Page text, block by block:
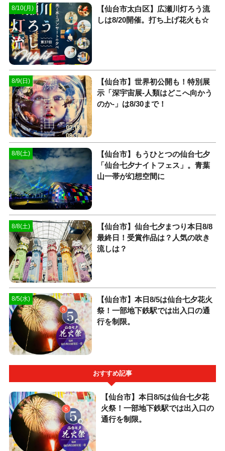
8/10(月)
【仙台市太白区】広瀬川灯ろう流
しは8/20開催。打ち上げ花火も☆
8/9(日)
【仙台市】世界初公開も！特別展
示「深宇宙展-人類はどこへ向かう
のか-」は8/30まで！
8/8(土)
【仙台市】もうひとつの仙台七夕
「仙台七夕ナイトフェス」。青葉
山一帯が幻想空間に
8/8(土)
【仙台市】仙台七夕まつり本日8/8
最終日！受賞作品は？人気の吹き
流しは？
8/5(水)
【仙台市】本日8/5は仙台七夕花火
祭！一部地下鉄駅では出入口の通
行を制限。
おすすめ記事
【仙台市】本日8/5は仙台七夕花
火祭！一部地下鉄駅では出入口の
通行を制限。